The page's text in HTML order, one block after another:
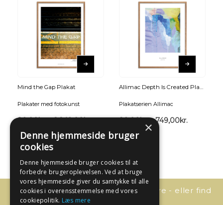
Mind the Gap Plakat
Plakater med fotokunst
89,00kr. – 2.249,00kr.
Allimac Depth Is Created Plakat
Plakatserien Allimac
89,00kr. – 749,00kr.
Har du spørgsmål, så kontakt os bare - eller find
svaret her:
×
Denne hjemmeside bruger
cookies
Denne hjemmeside bruger cookies til at
forbedre brugeroplevelsen. Ved at bruge
vores hjemmeside giver du samtykke til alle
cookies i overensstemmelse med vores
cookiepolitik. Læs mere